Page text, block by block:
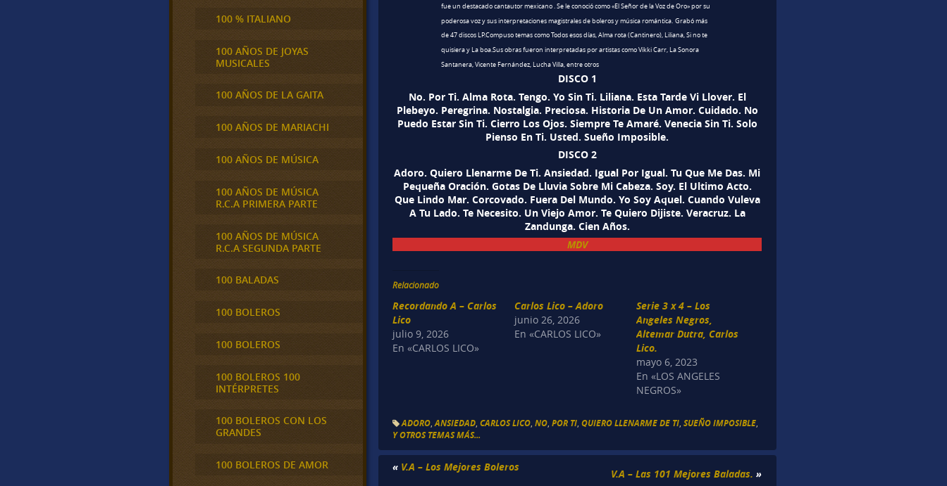
fue un destacado cantautor mexicano . Se le conoció como «El Señor de la Voz de Oro» por su
poderosa voz y sus interpretaciones magistrales de boleros y música romántica. Grabó más
de 47 discos LP.Compuso temas como Todos esos días, Alma rota (Cantinero), Liliana, Si no te
quisiera y La boa.Sus obras fueron interpretadas por artistas como Vikki Carr, La Sonora
Santanera, Vicente Fernández, Lucha Villa, entre otros
DISCO 1
No. Por Ti. Alma Rota. Tengo. Yo Sin Ti. Liliana. Esta Tarde Vi Llover. El
Plebeyo. Peregrina. Nostalgia. Preciosa. Historia De Un Amor. Cuidado. No
Puedo Estar Sin Ti. Cierro Los Ojos. Siempre Te Amaré. Venecia Sin Ti. Solo
Pienso En Ti. Usted. Sueño Imposible.
DISCO 2
Adoro. Quiero Llenarme De Ti. Ansiedad. Igual Por Igual. Tu Que Me Das. Mi
Pequeña Oración. Gotas De Lluvia Sobre Mi Cabeza. Soy. El Ultimo Acto.
Que Lindo Mar. Corcovado. Fuera Del Mundo. Yo Soy Aquel. Cuando Vuleva
A Tu Lado. Te Necesito. Un Viejo Amor. Te Quiero Dijiste. Veracruz. La
Zandunga. Cien Años.
MDV
Relacionado
Recordando A – Carlos
Lico
julio 9, 2026
En «CARLOS LICO»
Carlos Lico – Adoro
junio 26, 2026
En «CARLOS LICO»
Serie 3 x 4 – Los
Angeles Negros,
Altemar Dutra, Carlos
Lico.
mayo 6, 2023
En «LOS ANGELES
NEGROS»
ADORO ,ANSIEDAD ,CARLOS LICO ,NO ,POR TI ,QUIERO LLENARME DE TI ,SUEÑO IMPOSIBLE
Y OTROS TEMAS MÁS...
« V.A – Los Mejores Boleros
V.A – Las 101 Mejores Baladas. »
100 % ITALIANO
100 AÑOS DE JOYAS
MUSICALES
100 AÑOS DE LA GAITA
100 AÑOS DE MARIACHI
100 AÑOS DE MÚSICA
100 AÑOS DE MÚSICA
R.C.A PRIMERA PARTE
100 AÑOS DE MÚSICA
R.C.A SEGUNDA PARTE
100 BALADAS
100 BOLEROS
100 BOLEROS
100 BOLEROS 100
INTÉRPRETES
100 BOLEROS CON LOS
GRANDES
100 BOLEROS DE AMOR